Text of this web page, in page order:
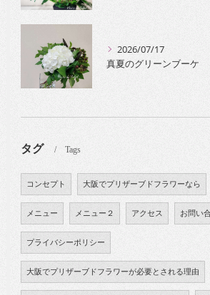
2026/07/17
真夏のグリーンブーケ
タグ Tags
コンセプト 大阪でプリザーブドフラワーなら
メニュー メニュー２ アクセス お問い
プライバシーポリシー
大阪でプリザーブドフラワーが必要とされる理由